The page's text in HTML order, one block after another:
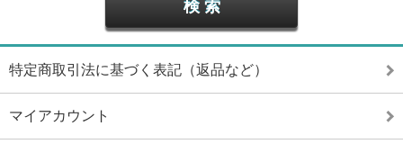
特定商取引法に基づく表記（返品など）
マイアカウント